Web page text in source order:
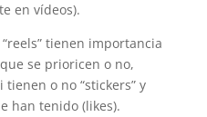
en vídeos).
tienen importancia
se prioricen o no,
o no “stickers” y
han tenido (likes).